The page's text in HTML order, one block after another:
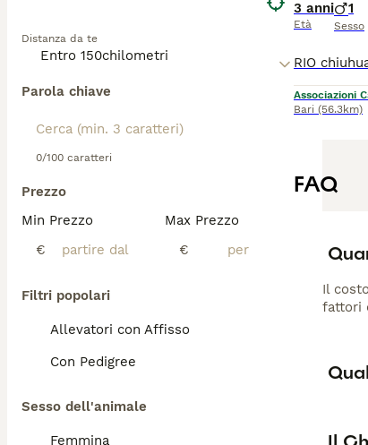
Distanza da te
Parola chiave
0/100 caratteri
Prezzo
Min Prezzo
€
Max Prezzo
€
Filtri popolari
Allevatori con Affisso
Con Pedigree
Sesso dell'animale
Femmina
3 anni
Età
1
Sesso
Associazioni
Bari (56.3km)
FAQ
Il
fattori